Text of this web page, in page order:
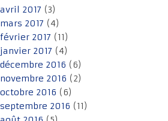
avril 2017 (3)
mars 2017 (4)
février 2017 (11)
janvier 2017 (4)
décembre 2016 (6)
novembre 2016 (2)
octobre 2016 (6)
septembre 2016 (11)